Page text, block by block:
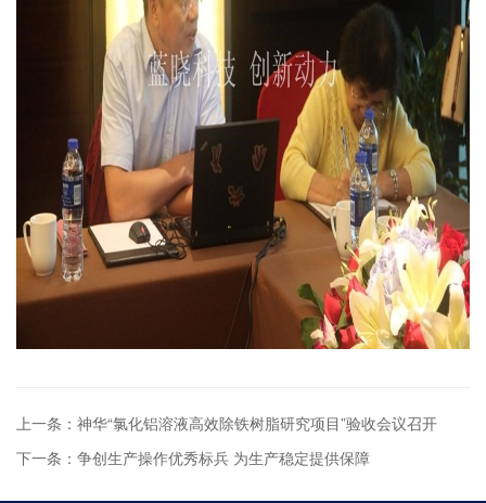
上一条：神华“氯化铝溶液高效除铁树脂研究项目”验收会议召开
下一条：争创生产操作优秀标兵 为生产稳定提供保障